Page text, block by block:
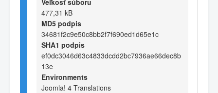
477,31 kB
MD5 podpis
34681f2c9e50c8bb2f7f690ed1d65e1c
SHA1 podpis
ef0dc3046d63c4833dcdd2bc7936ae66dec8b
13e
Environments
Joomla! 4 Translations